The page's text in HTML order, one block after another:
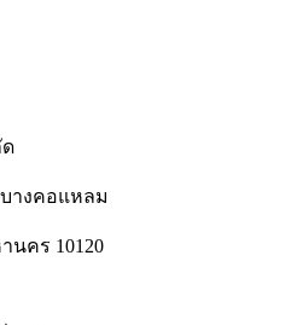
ด
บางคอแหลม
นคร 10120